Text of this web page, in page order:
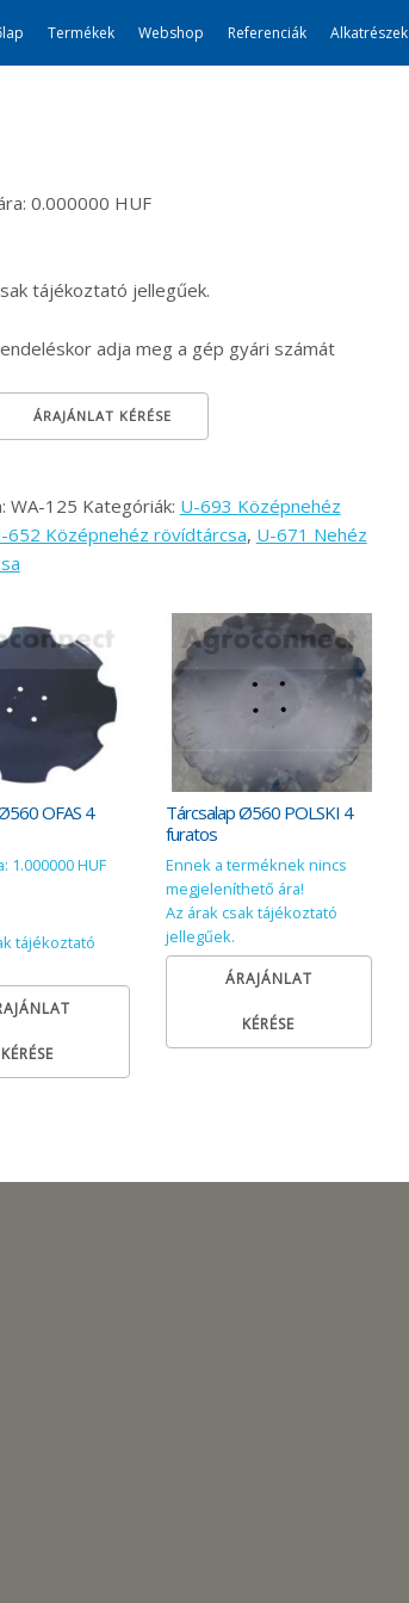
Termékek Webshop Referenciák Alkatrészek
0.000000 HUF
tájékoztató jellegűek.
adja meg a gép gyári számát
gyűrű Ø500 (külső) mennyiség
ÁRAJÁNLAT KÉRÉSE
WA-125 Kategóriák: U-693 Középnehéz
652 Középnehéz rövídtárcsa, U-671 Nehéz
OFAS 4
1.000000 HUF
tájékoztató
KÉRÉSE
Tárcsalap Ø560 POLSKI 4
furatos
Ennek a terméknek nincs
megjeleníthető ára!
Az árak csak tájékoztató
jellegűek.
ÁRAJÁNLAT
KÉRÉSE